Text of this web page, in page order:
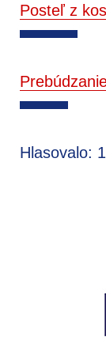
Posteľ z
Hlasovalo: